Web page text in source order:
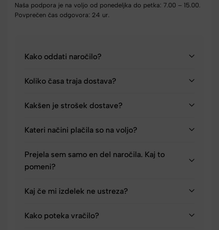
Naša podpora je na voljo od ponedeljka do petka: 7.00 – 15.00.
Povprečen čas odgovora: 24 ur.
Kako oddati naročilo?
Koliko časa traja dostava?
Kakšen je strošek dostave?
Kateri načini plačila so na voljo?
Prejela sem samo en del naročila. Kaj to
pomeni?
Kaj če mi izdelek ne ustreza?
Kako poteka vračilo?